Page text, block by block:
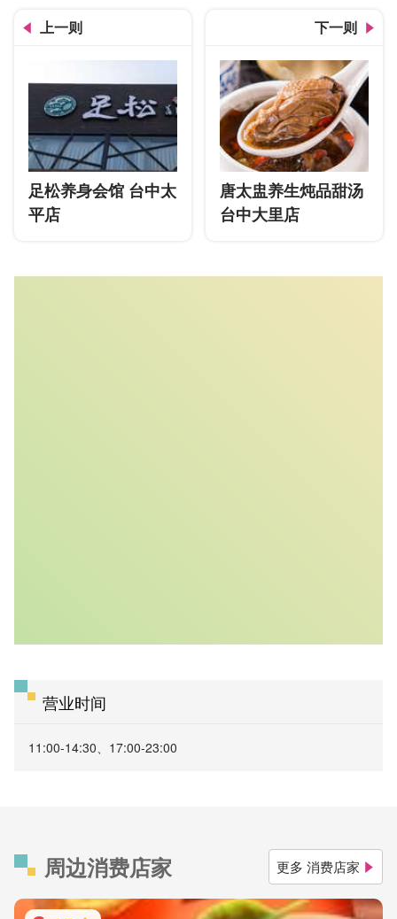
上一则
足松养身会馆 台中太
平店
下一则
唐太盅养生炖品甜汤
台中大里店
营业时间
11:00-14:30、17:00-23:00
周边消费店家 更多 消费店家